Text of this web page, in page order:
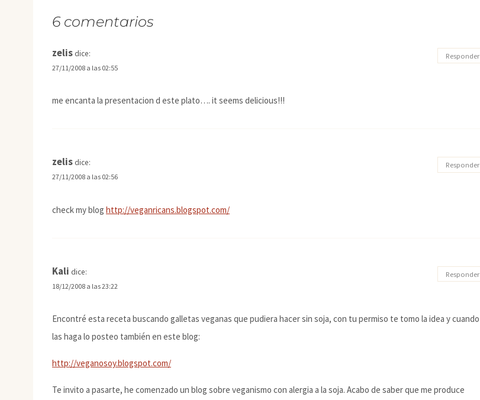
6 comentarios
zelis dice:
27/11/2008 a las 02:55
me encanta la presentacion d este plato…. it seems delicious!!!
Responder
zelis dice:
27/11/2008 a las 02:56
check my blog http://veganricans.blogspot.com/
Responder
Kali dice:
18/12/2008 a las 23:22
Encontré esta receta buscando galletas veganas que pudiera hacer sin soja, con tu permiso te tomo la idea y cuando
las haga lo posteo también en este blog:
http://veganosoy.blogspot.com/
Te invito a pasarte, he comenzado un blog sobre veganismo con alergia a la soja. Acabo de saber que me produce
Responder